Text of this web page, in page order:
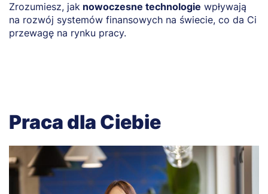
Zrozumiesz, jak nowoczesne technologie wpływają
na rozwój systemów finansowych na świecie, co da Ci
przewagę na rynku pracy.
Praca dla Ciebie